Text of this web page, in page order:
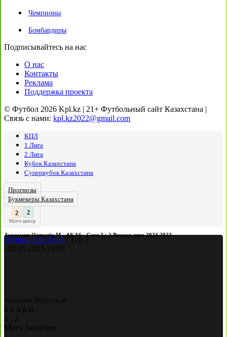
Чемпионы
Бомбардиры
Подписывайтесь на нас
О нас
Контакты
Реклама
Поддержка проекта
© Футбол 2026 Kpl.kz | 21+ Футбольный сайт Казахстана |
Связь с нами: kpl.kz2022@gmail.com
КПЛ
1 Лига
2 Лига
Кубок Казахстана
Суперкубок Казахстана
Прогнозы
Букмекеры Казахстана
3
:
Матч-центр
Академия Оңтүстік М - AKAS - Счет 3 : 2 Вторая лига 2023 2023
Вторая лига 2023
Тур 3
03.05.2023- 16:00
Академия Оңтүстік М
в в п в
п
3
2
Матч Закончен